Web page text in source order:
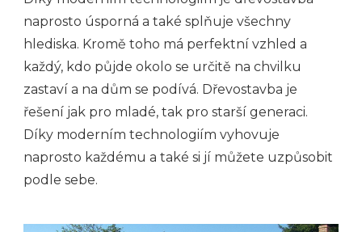
naprosto úsporná a také splňuje všechny
hlediska. Kromě toho má perfektní vzhled a
každý, kdo půjde okolo se určitě na chvilku
zastaví a na dům se podívá. Dřevostavba je
řešení jak pro mladé, tak pro starší generaci.
Díky moderním technologiím vyhovuje
naprosto každému a také si jí můžete uzpůsobit
podle sebe.